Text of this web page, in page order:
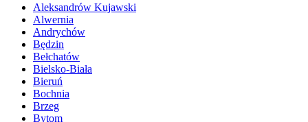
Aleksandrów Kujawski
Alwernia
Andrychów
Będzin
Bełchatów
Bielsko-Biała
Bieruń
Bochnia
Brzeg
Bytom